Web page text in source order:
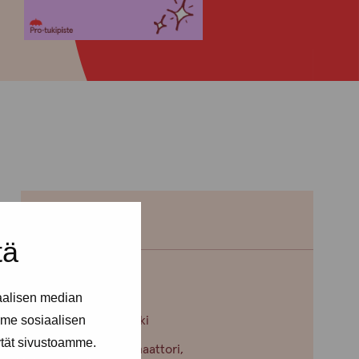
median
sosiaalisen
sivustoamme.
Toimipiste: Helsinki
Kehittämiskoordinaattori,